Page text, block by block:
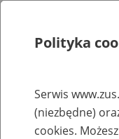
Rejestry, ewidencje i archiwa
Polityka
Serwis
(niezbędne)
cookies.